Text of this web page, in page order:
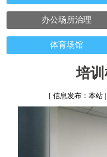
办公场所治理
体育场馆
培
[ 信息发布：本站